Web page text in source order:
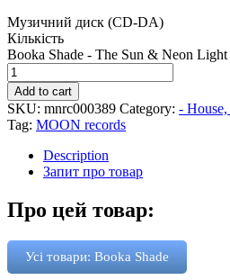
Музичний диск (CD-DA)
Кількість
Booka Shade - The Sun & Neon
Add to cart
SKU: mnrc000389 Category: -
Tag: MOON records
Description
Запит про товар
Про цей товар:
Усі товари: Booka Shade